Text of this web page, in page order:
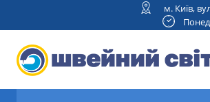
м. Київ,